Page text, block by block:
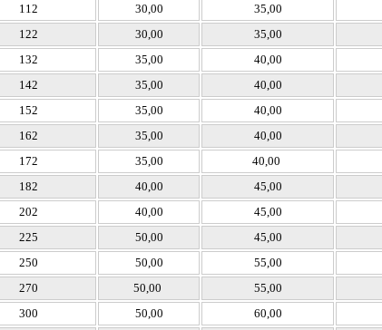
112
30,00 35,00
122
30,00 35,00
132
35,00 40,00
142
35,00 40,00
152
35,00 40,00
162
35,00 40,00
172
35,00 40,00
182
40,00 45,00
202
40,00 45,00
225
50,00 45,00
250
50,00 55,00
270
50,00 55,00
300
50,00 60,00